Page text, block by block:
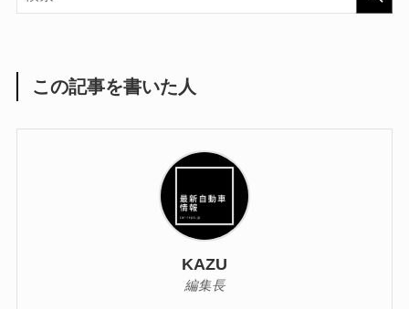
この記事を書いた人
KAZU
編集長